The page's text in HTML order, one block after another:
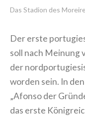
Das Stadion des
Der erste
soll nach Meinung
der
worden sein. In
„Afonso der
das erste